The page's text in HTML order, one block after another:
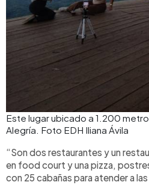
Este lugar ubicado a 1.200
Alegría. Foto EDH Iliana Ávila
“Son dos restaurantes y un
en food court y una pizza,
con 25 cabañas para atender a